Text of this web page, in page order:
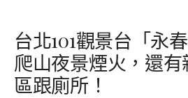
台北101觀景台「永
爬山夜景煙火，還
區跟廁所！